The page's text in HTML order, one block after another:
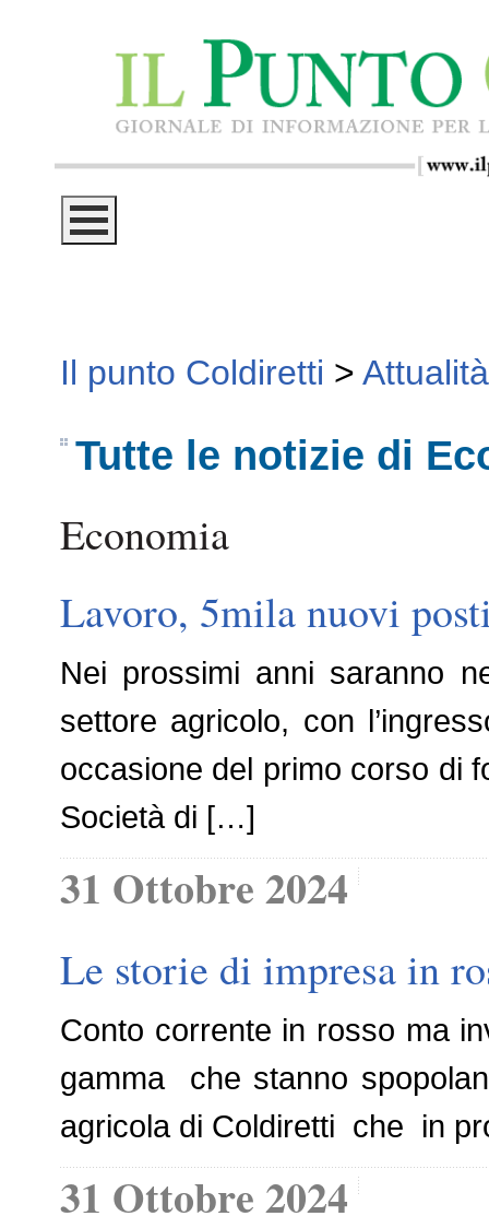
Il punto Coldiretti > Attualità
Tutte le notizie di
Economia
Lavoro, 5mila nuovi
Nei prossimi anni saranno
settore agricolo, con
occasione del primo corso di
Società di […]
31 Ottobre 2024
Le storie di impresa in
Conto corrente in rosso ma
gamma che stanno
agricola di Coldiretti che in
31 Ottobre 2024